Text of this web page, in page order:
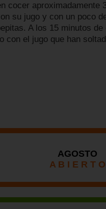
cocer aproximadamente
su jugo y con un poco
A los 15 minutos
con el jugo que han
AGOSTO
A B I E R T O